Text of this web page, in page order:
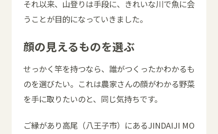
それ以来、山登りは手段に、きれいな川で魚に会
うことが目的になっていきました。
顔の見えるものを選ぶ
せっかく竿を持つなら、誰がつくったかわかるも
のを選びたい。これは農家さんの顔がわかる野菜
を手に取りたいのと、同じ気持ちです。
ご縁があり高尾（八王子市）にあるJINDAIJI MO